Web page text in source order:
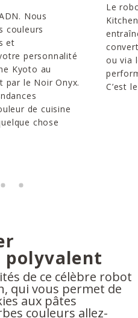
Nous
couleurs
et
personnalité
Kyoto au
par le Noir Onyx.
de cuisine
chose
Le
ou via
C’est
de ce célèbre robot
qui vous permet de
aux pâtes
couleurs allez-